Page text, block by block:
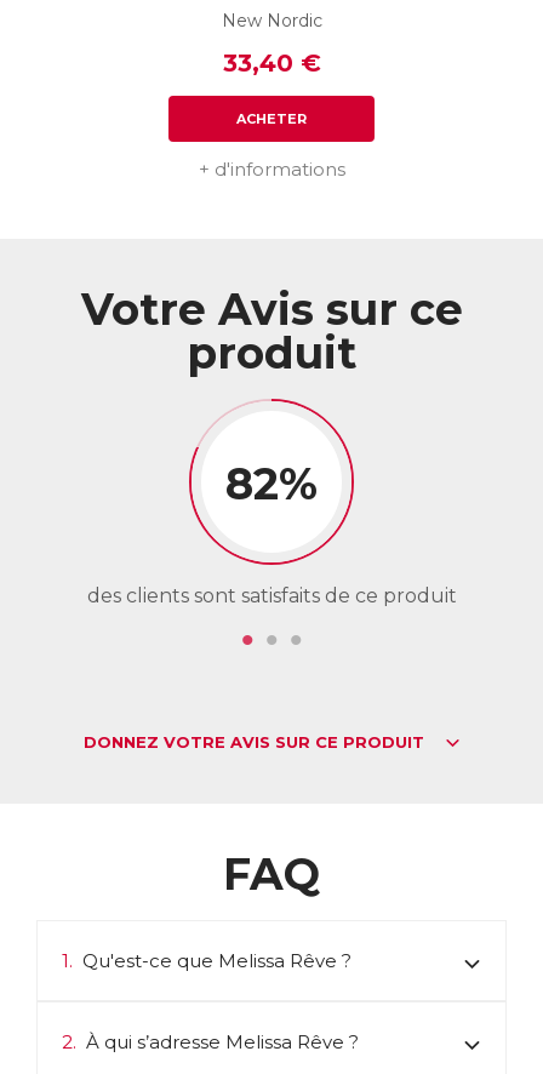
New Nordic
33,40 €
ACHETER
+ d'informations
Votre Avis sur ce
produit
82%
des clients sont satisfaits de ce produit
DONNEZ VOTRE AVIS SUR CE PRODUIT
FAQ
1. Qu'est-ce que Melissa Rêve ?
2. À qui s’adresse Melissa Rêve ?